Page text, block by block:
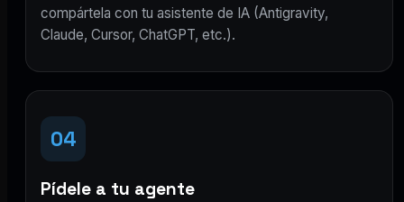
compártela con tu asistente de IA (Antigravity,
Claude, Cursor, ChatGPT, etc.).
04
Pídele a tu agente